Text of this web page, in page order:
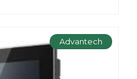
Advantech